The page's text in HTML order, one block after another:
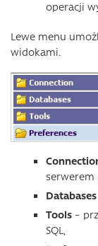
operacji
Lewe menu
widokami.
serwerem
Databases
Tools –
SQL,